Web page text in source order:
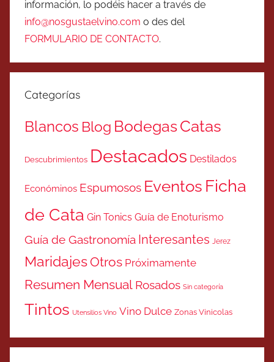
información, lo podéis hacer a través de
info@nosgustaelvino.com o des del
FORMULARIO DE CONTACTO.
Categorías
Blancos Blog BodegasCatas
Descubrimientos Destacados Destilados
Económinos Espumosos Eventos Ficha
de Cata Gin Tonics Guía de Enoturismo
Guía de Gastronomía Interesantes Jerez
MaridajesOtros Próximamente
Resumen Mensual Rosados Sin categoría
Tintos Utensilios Vino Vino Dulce Zonas Vinicolas